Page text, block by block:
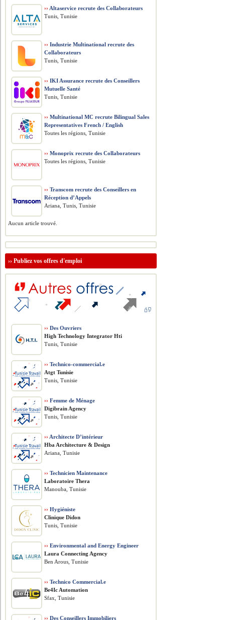
›› Altaservice recrute des Collaborateurs
Tunis, Tunisie
›› Industrie Multinational recrute des
Collaborateurs
Tunis, Tunisie
›› IKI Assurance recrute des Conseillers
Mutuelle Santé
Tunis, Tunisie
›› Multinational MC recrute Bilingual Sales
Representatives French / English
Toutes les régions, Tunisie
›› Monoprix recrute des Collaborateurs
Toutes les régions, Tunisie
›› Transcom recrute des Conseillers en
Réception d’Appels
Ariana, Tunis, Tunisie
Aucun article trouvé.
››Publiez vos offres d'emploi
›› Des Ouvriers
High Technology Integrator Hti
Tunis, Tunisie
›› Technico-commercial.e
Atgt Tunisie
Tunis, Tunisie
›› Femme de Ménage
Digibrain Agency
Tunis, Tunisie
›› Architecte D’intérieur
Hba Architecture & Design
Ariana, Tunisie
›› Technicien Maintenance
Laboratoire Thera
Manouba, Tunisie
›› Hygiéniste
Clinique Didon
Tunis, Tunisie
›› Environmental and Energy Engineer
Laura Connecting Agency
Ben Arous, Tunisie
›› Technico Commercial.e
Be4Ic Automation
Sfax, Tunisie
›› Des Conseillers Immobiliers